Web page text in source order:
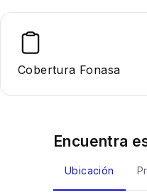
Cobertura Fonasa
Encuentra
Ubicación